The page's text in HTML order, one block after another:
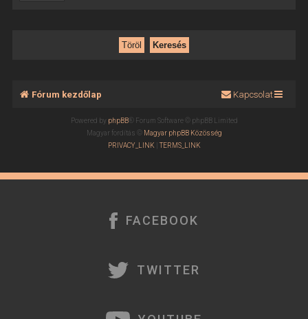
Fórum kezdőlap Kapcsolat
Powered by phpBB® Forum Software © phpBB Limited
Magyar fordítás © Magyar phpBB Közösség
PRIVACY_LINK|TERMS_LINK
FACEBOOK
TWITTER